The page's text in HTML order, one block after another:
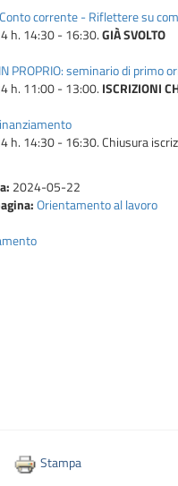
corrente - Riflettere su
h. 14:30 - 16:30.GIÀ SVOLTO
PROPRIO: seminario di primo
h. 11:00 - 13:00. ISCRIZIONI
h. 14:30 - 16:30. Chiusura
2024-05-22
Orientamento al lavoro
Stampa